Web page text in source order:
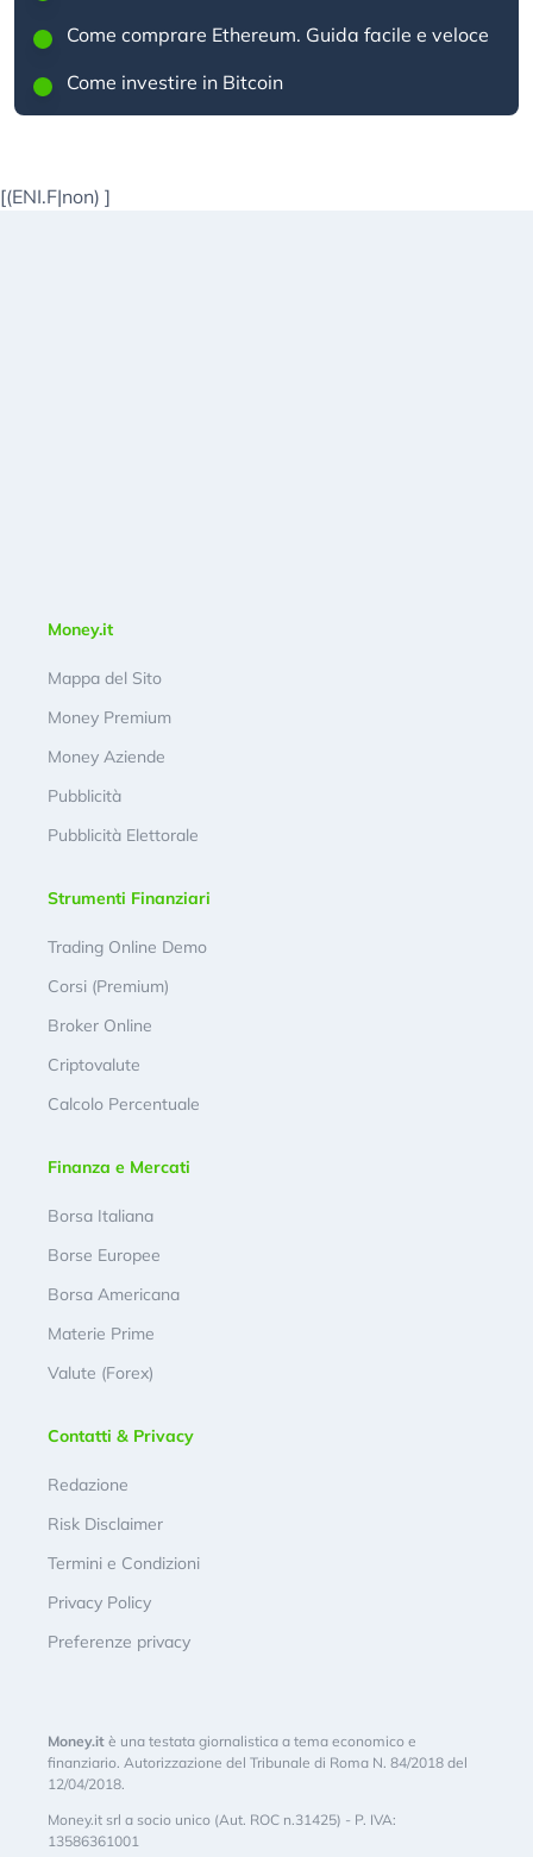
Come comprare Ethereum. Guida facile e veloce
Come investire in Bitcoin
[(ENI.F|non) ]
Money.it
Mappa del Sito
Money Premium
Money Aziende
Pubblicità
Pubblicità Elettorale
Strumenti Finanziari
Trading Online Demo
Corsi (Premium)
Broker Online
Criptovalute
Calcolo Percentuale
Finanza e Mercati
Borsa Italiana
Borse Europee
Borsa Americana
Materie Prime
Valute (Forex)
Contatti & Privacy
Redazione
Risk Disclaimer
Termini e Condizioni
Privacy Policy
Preferenze privacy
Money.it è una testata giornalistica a tema economico e
finanziario. Autorizzazione del Tribunale di Roma N. 84/2018 del
12/04/2018.
Money.it srl a socio unico (Aut. ROC n.31425) - P. IVA:
13586361001